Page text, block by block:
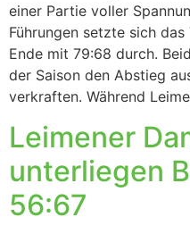
einer Partie voller
Führungen setzte sich
Ende mit 79:68 durch.
der Saison den Abstieg
verkraften. Während
Leimener
unterliegen
56:67